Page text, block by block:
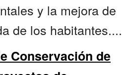
y la mejora de
de los habitantes....
Conservación de